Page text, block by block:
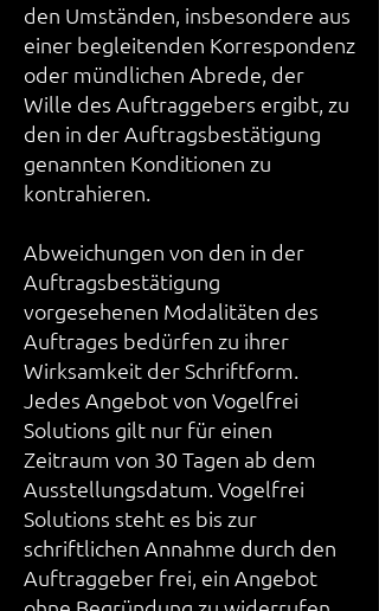
den Umständen, insbesondere aus
einer begleitenden Korrespondenz
oder mündlichen Abrede, der
Wille des Auftraggebers ergibt, zu
den in der Auftragsbestätigung
genannten Konditionen zu
kontrahieren.
Abweichungen von den in der
Auftragsbestätigung
vorgesehenen Modalitäten des
Auftrages bedürfen zu ihrer
Wirksamkeit der Schriftform.
Jedes Angebot von Vogelfrei
Solutions gilt nur für einen
Zeitraum von 30 Tagen ab dem
Ausstellungsdatum. Vogelfrei
Solutions steht es bis zur
schriftlichen Annahme durch den
Auftraggeber frei, ein Angebot